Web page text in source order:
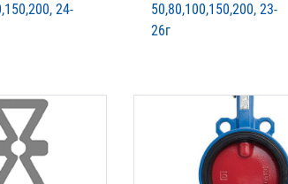
24-
50,80,100,150,200, 23-
26г